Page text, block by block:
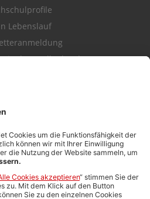
Lebenslauf
den Stellenkatalog
AGB
Daten